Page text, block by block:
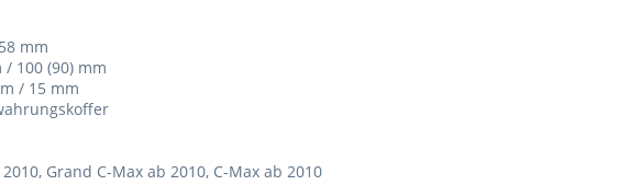
mm
100 (90) mm
/ 15 mm
Grand C-Max ab 2010, C-Max ab 2010